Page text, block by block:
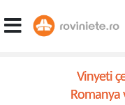
Vinyeti
Romanya